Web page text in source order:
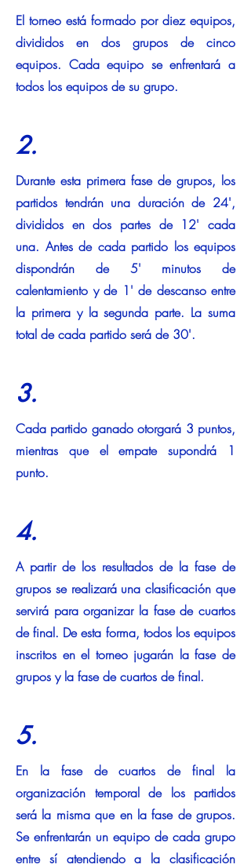
El torneo está formado por diez equipos,
divididos en dos grupos de cinco
equipos. Cada equipo se enfrentará a
todos los equipos de su grupo.
2.
Durante esta primera fase de grupos, los
partidos tendrán una duración de 24',
divididos en dos partes de 12' cada
una. Antes de cada partido los equipos
dispondrán de 5' minutos de
calentamiento y de 1' de descanso entre
la primera y la segunda parte. La suma
total de cada partido será de 30'.
3.
Cada partido ganado otorgará 3 puntos,
mientras que el empate supondrá 1
punto.
4.
A partir de los resultados de la fase de
grupos se realizará una clasificación que
servirá para organizar la fase de cuartos
de final. De esta forma, todos los equipos
inscritos en el torneo jugarán la fase de
grupos y la fase de cuartos de final.
5.
En la fase de cuartos de final la
organización temporal de los partidos
será la misma que en la fase de grupos.
Se enfrentarán un equipo de cada grupo
entre sí atendiendo a la clasificación